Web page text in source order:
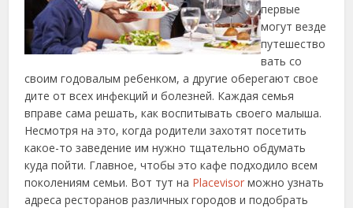
первые
могут везде
путешество
вать со
своим годовалым ребенком, а другие оберегают свое
дите от всех инфекций и болезней. Каждая семья
вправе сама решать, как воспитывать своего малыша.
Несмотря на это, когда родители захотят посетить
какое-то заведение им нужно тщательно обдумать
куда пойти. Главное, чтобы это кафе подходило всем
поколениям семьи. Вот тут на Placevisor можно узнать
адреса ресторанов различных городов и подобрать